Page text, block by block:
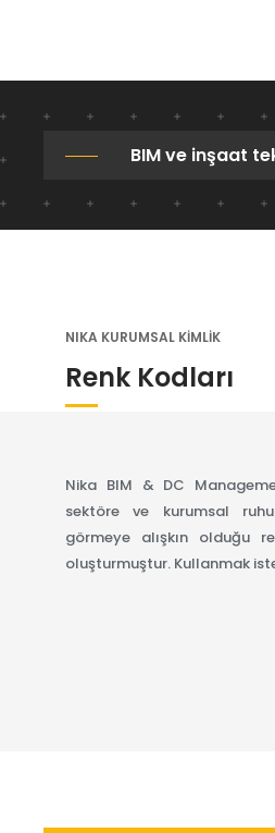
BIM ve inşaat
NIKA KURUMSAL KİMLİK
Renk Kodları
Nika BIM & DC
sektöre ve kurumsal
görmeye alışkın olduğu
oluşturmuştur. Kullanmak